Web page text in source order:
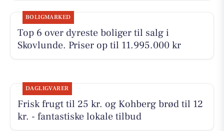
BOLIGMARKED
Top 6 over dyreste boliger til salg i
Skovlunde. Priser op til 11.995.000 kr
DAGLIGVARER
Frisk frugt til 25 kr. og Kohberg brød til 12
kr. - fantastiske lokale tilbud